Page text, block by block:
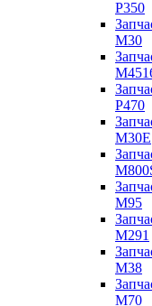
P350
M30
P470
M30E
M95
M291
M38
M70